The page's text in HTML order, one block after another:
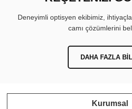
Deneyimli optisyen ekibimiz,
camı çözümlerini
DAHA FAZLA
Kurumsal